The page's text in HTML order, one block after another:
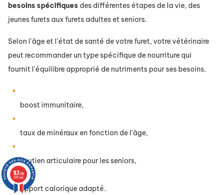
besoins spécifiques des différentes étapes de la vie, des
jeunes furets aux furets adultes et seniors.
Selon l'âge et l'état de santé de votre furet, votre vétérinaire
peut recommander un type spécifique de nourriture qui
fournit l'équilibre approprié de nutriments pour ses besoins.
boost immunitaire,
taux de minéraux en fonction de l'âge,
soutien articulaire pour les seniors,
apport calorique adapté.
9.7/10
72671 avis